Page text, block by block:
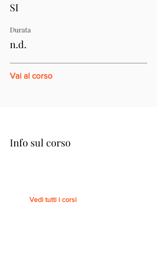
SI
Durata
n.d.
Vai al corso
Info sul corso
Vedi tutti i corsi